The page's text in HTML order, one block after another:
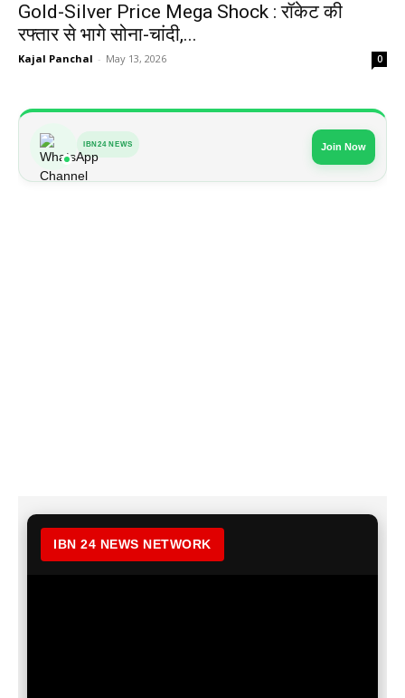
Gold-Silver Price Mega Shock : रॉकेट की
रफ्तार से भागे सोना-चांदी,...
Kajal Panchal - May 13, 2026 0
IBN24 NEWS Join Now
IBN 24 NEWS NETWORK